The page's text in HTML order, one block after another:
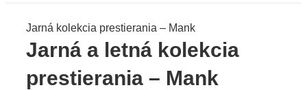
Úvod
Jarná kolekcia prestierania – Mank
Jarná a letná kolekcia
prestierania – Mank